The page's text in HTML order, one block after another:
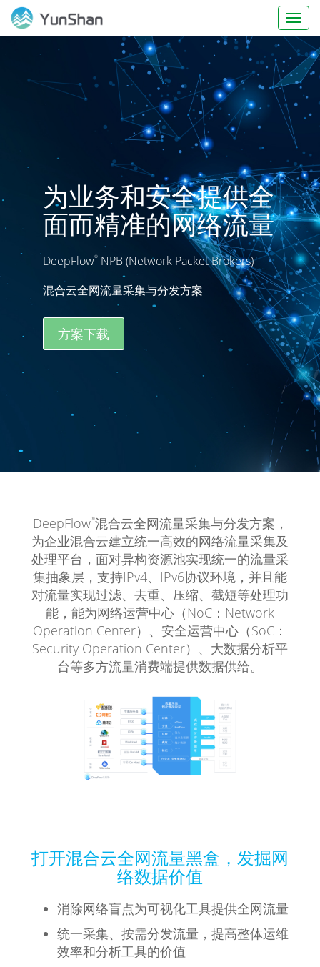
为业务和安全提供全
面而精准的网络流量
DeepFlow® NPB (Network Packet Brokers)
混合云全网流量采集与分发方案
方案下载
DeepFlow®混合云全网流量采集与分发方案，
为企业混合云建立统一高效的网络流量采集及
处理平台，面对异构资源池实现统一的流量采
集抽象层，支持IPv4、IPv6协议环境，并且能
对流量实现过滤、去重、压缩、截短等处理功
能，能为网络运营中心（NoC：Network
Operation Center）、安全运营中心（SoC：
Security Operation Center）、大数据分析平
台等多方流量消费端提供数据供给。
打开混合云全网流量黑盒，发掘网
络数据价值
消除网络盲点为可视化工具提供全网流量
统一采集、按需分发流量，提高整体运维
效率和分析工具的价值